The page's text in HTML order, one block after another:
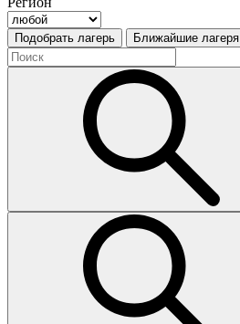
Подобрать лагерь Ближайшие лагеря